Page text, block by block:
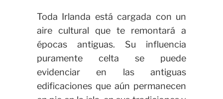
Toda Irlanda está cargada con un
aire cultural que te remontará a
épocas antiguas. Su influencia
puramente celta se puede
evidenciar en las antiguas
edificaciones que aún permanecen